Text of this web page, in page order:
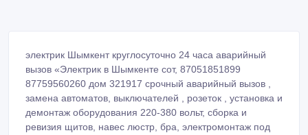
электрик Шымкент круглосуточно 24 часа аварийный
вызов «Электрик в Шымкенте сот, 87051851899
87759560260 дом 321917 срочный аварийный вызов ,
замена автоматов, выключателей , розеток , установка и
демонтаж оборудования 220-380 вольт, сборка и
ревизия щитов, навес люстр, бра, электромонтаж под